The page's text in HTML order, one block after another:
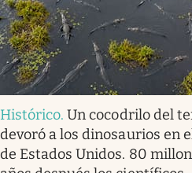
abre en nueva pestaña
Histórico.Un cocodrilo del
devoró a los dinosaurios en
de Estados Unidos. 80